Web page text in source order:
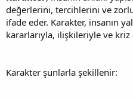
değerlerini, tercihlerini ve
ifade eder. Karakter, insanın
kararlarıyla, ilişkileriyle ve kriz
Karakter şunlarla şekillenir: